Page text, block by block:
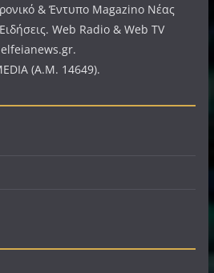
& Έντυπο Magazino Νέας
Web Radio & Web TV
(A.M. 14649).